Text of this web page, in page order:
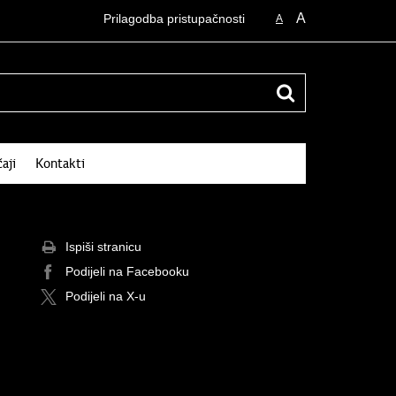
A A
Prilagodba pristupačnosti
Kontakti
Ispiši stranicu
Podijeli na Facebooku
Podijeli na X-u